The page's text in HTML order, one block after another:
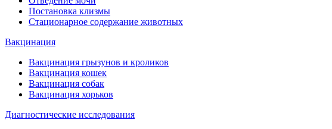
Постановка клизмы
Стационарное содержание животных
Вакцинация
Вакцинация грызунов и кроликов
Вакцинация кошек
Вакцинация собак
Вакцинация хорьков
Диагностические исследования